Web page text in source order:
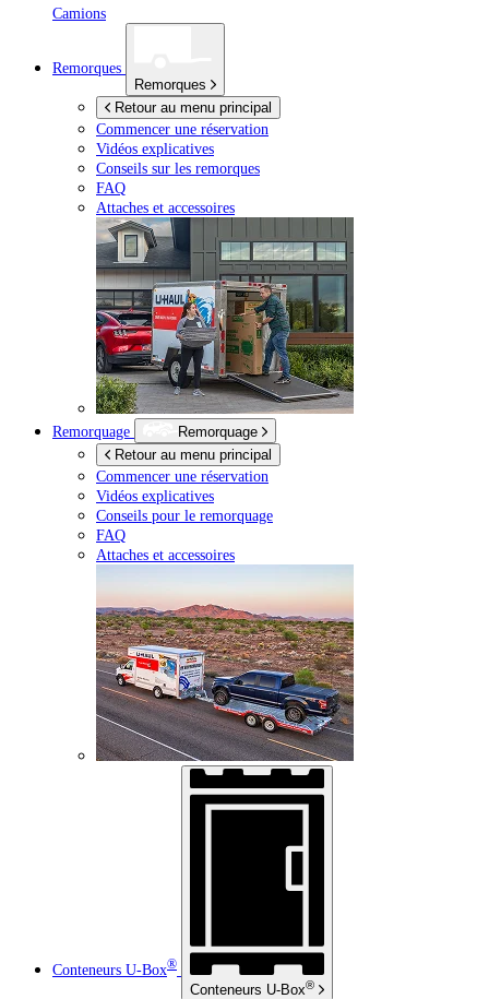
Camions
Remorques
Remorques
Retour au menu principal
Commencer une réservation
Vidéos explicatives
Conseils sur les remorques
FAQ
Attaches et accessoires
Remorquage
Remorquage
Retour au menu principal
Commencer une réservation
Vidéos explicatives
Conseils pour le remorquage
FAQ
Attaches et accessoires
Conteneurs U-Box®
Conteneurs U-Box®